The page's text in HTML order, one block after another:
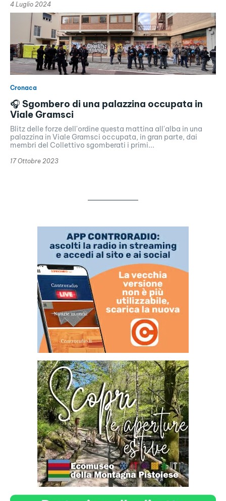
4 Luglio 2024
Cronaca
🎧 Sgombero di una palazzina occupata in
Viale Gramsci
Blitz delle forze dell'ordine questa mattina all'alba in una
palazzina in Viale Gramsci occupata, in gran parte, dai
membri del Collettivo sgomberati i primi...
17 Ottobre 2023